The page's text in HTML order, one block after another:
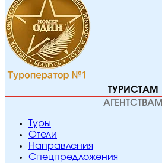
ТУРИСТАМ
АГЕНТСТВАМ
Туры
Отели
Направления
Спецпредложения